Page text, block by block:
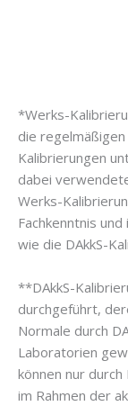
*Werks-
die
Kalibrierungen
dabei
Werks-
Fachkenntnis
wie die DAkkS-
**DAkkS-
durchgeführt,
Normale durch
Laboratorien
können nur
im Rahmen der